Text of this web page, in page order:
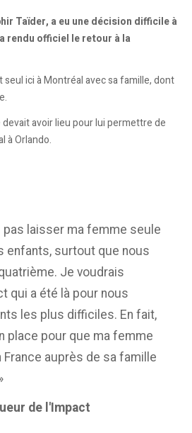
Taïder, a eu une décision difficile à
rendu officiel le retour à la
seul ici à Montréal avec sa famille, dont
avoir lieu pour lui permettre de
à Orlando.
pas laisser ma femme seule
enfants, surtout que nous
Je voudrais
qui a été là pour nous
les plus difficiles. En fait,
place pour que ma femme
auprès de sa famille
de l'Impact